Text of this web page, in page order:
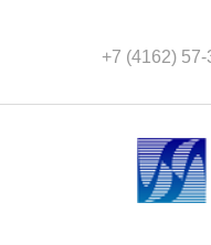
+7 (4162) 57-